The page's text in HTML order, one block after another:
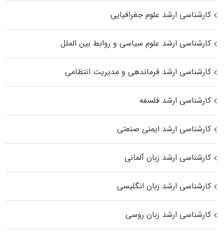
کارشناسی ارشد علوم جغرافیایی
کارشناسی ارشد علوم سیاسی و روابط بین الملل
کارشناسی ارشد فرماندهی و مدیریت انتظامی
کارشناسی ارشد فلسفه
کارشناسی ارشد ایمنی صنعتی
کارشناسی ارشد زبان آلمانی
کارشناسی ارشد زبان انگلیسی
کارشناسی ارشد زبان روسی